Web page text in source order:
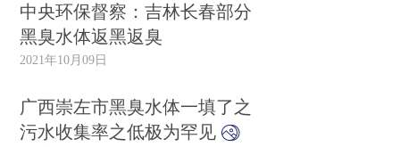
中央环保督察：吉林长春部分
黑臭水体返黑返臭
2021年10月09日
广西崇左市黑臭水体一填了之
污水收集率之低极为罕见